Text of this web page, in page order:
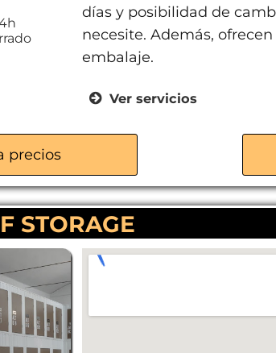
días y posibilidad de
necesite. Además,
embalaje.
Ver servicios
Videovigilancia 24h
Alquiler flexible
Parking privado y
precios
STORAGE